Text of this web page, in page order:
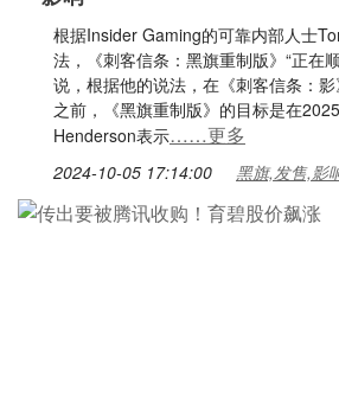
根据Insider Gaming的可靠内部人士
法，《刺客信条：黑旗重制版》“正在
说，根据他的说法，在《刺客信条：
之前，《黑旗重制版》的目标是在
Henderson表示……更多
2024-10-05 17:14:00 黑旗,发售,影